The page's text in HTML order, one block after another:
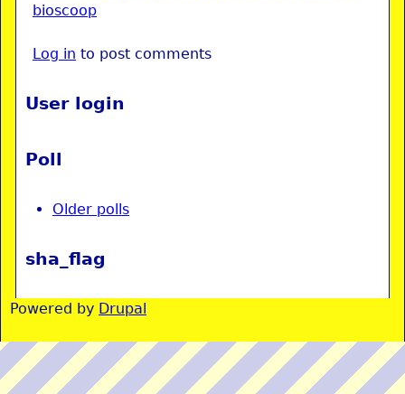
bioscoop
Log in to post comments
User login
Poll
Older polls
sha_flag
Powered by Drupal